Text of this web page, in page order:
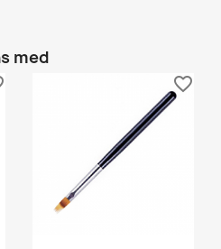
med
favorite_border